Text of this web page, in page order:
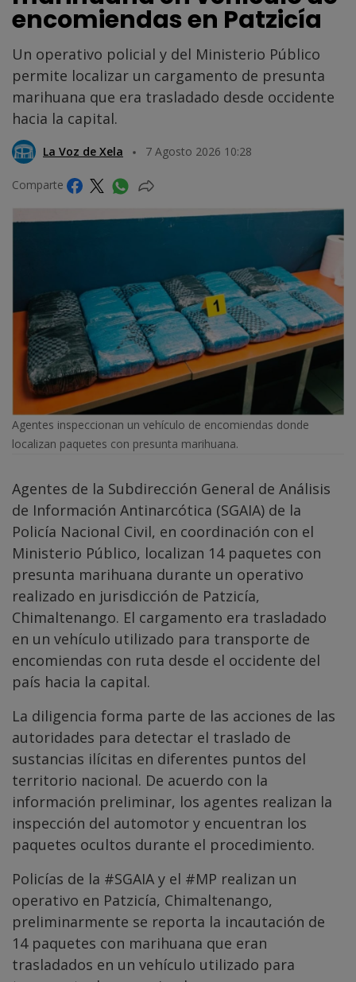
encomiendas en Patzicía
Un operativo policial y del Ministerio Público
permite localizar un cargamento de presunta
marihuana que era trasladado desde occidente
hacia la capital.
La Voz de Xela 7 Agosto 2026 10:28
Comparte
Agentes inspeccionan un vehículo de encomiendas donde
localizan paquetes con presunta marihuana.
Agentes de la Subdirección General de Análisis
de Información Antinarcótica (SGAIA) de la
Policía Nacional Civil, en coordinación con el
Ministerio Público, localizan 14 paquetes con
presunta marihuana durante un operativo
realizado en jurisdicción de Patzicía,
Chimaltenango. El cargamento era trasladado
en un vehículo utilizado para transporte de
encomiendas con ruta desde el occidente del
país hacia la capital.
La diligencia forma parte de las acciones de las
autoridades para detectar el traslado de
sustancias ilícitas en diferentes puntos del
territorio nacional. De acuerdo con la
información preliminar, los agentes realizan la
inspección del automotor y encuentran los
paquetes ocultos durante el procedimiento.
Policías de la #SGAIA y el #MP realizan un
operativo en Patzicía, Chimaltenango,
preliminarmente se reporta la incautación de
14 paquetes con marihuana que eran
trasladados en un vehículo utilizado para